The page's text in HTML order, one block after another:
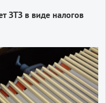
ЗТЗ в виде налогов